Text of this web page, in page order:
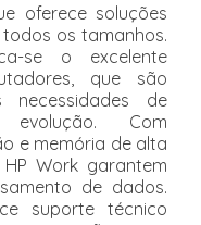
oferece soluções
os tamanhos.
se o excelente
que são
de
Com
e memória de alta
Work garantem
de dados.
suporte técnico